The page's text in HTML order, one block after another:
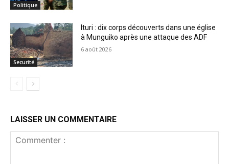
Politique
Securité
Ituri : dix corps découverts dans une église
à Munguiko après une attaque des ADF
6 août 2026
LAISSER UN COMMENTAIRE